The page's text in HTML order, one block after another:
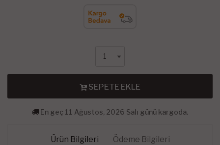
SEPETE EKLE
En geç 11 Ağustos, 2026 Salı günü kargoda.
Ürün Bilgileri Ödeme Bilgileri